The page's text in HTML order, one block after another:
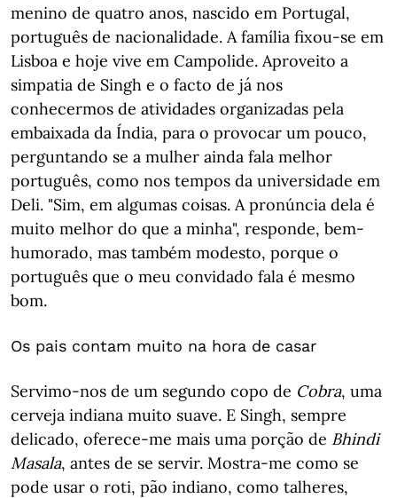
menino de quatro anos, nascido em Portugal,
português de nacionalidade. A família fixou-se em
Lisboa e hoje vive em Campolide. Aproveito a
simpatia de Singh e o facto de já nos
conhecermos de atividades organizadas pela
embaixada da Índia, para o provocar um pouco,
perguntando se a mulher ainda fala melhor
português, como nos tempos da universidade em
Deli. "Sim, em algumas coisas. A pronúncia dela é
muito melhor do que a minha", responde, bem-
humorado, mas também modesto, porque o
português que o meu convidado fala é mesmo
bom.
Os pais contam muito na hora de casar
Servimo-nos de um segundo copo de Cobra, uma
cerveja indiana muito suave. E Singh, sempre
delicado, oferece-me mais uma porção de Bhindi
Masala, antes de se servir. Mostra-me como se
pode usar o roti, pão indiano, como talheres,